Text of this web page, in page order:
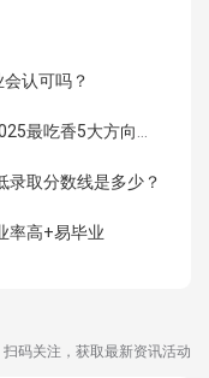
认可吗？
成人高考专科学什么专业好就业，2025最吃香5大方向曝光！
录取分数线是多少？
率高+易毕业
扫码关注，获取最新资讯活动